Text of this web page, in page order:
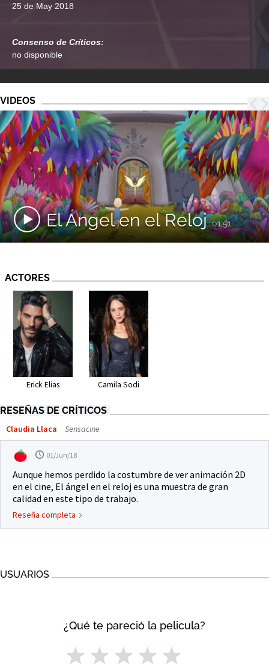
25 de May 2018
Consenso de Críticos:
no disponible
VIDEOS
El Ángel en el Reloj01:51
ACTORES
Erick Elias Camila Sodi
RESEÑAS DE CRÍTICOS
Claudia Llaca Sensacine
01/Jun/18
Aunque hemos perdido la costumbre de ver animación 2D
en el cine, El ángel en el reloj es una muestra de gran
calidad en este tipo de trabajo.
Reseña completa
USUARIOS
¿Qué te pareció la pelicula?